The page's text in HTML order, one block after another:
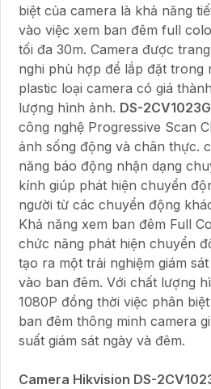
biệt của camera là khả năng
vào việc xem ban đêm full
tối đa 30m. Camera được
nghi phù hợp để lắp đặt trong
plastic loại camera có giá
lượng hình ảnh. DS-
công nghệ Progressive Scan
ảnh sống động và chân thực.
năng báo động nhận dạng
kính giúp phát hiện chuyển
người từ các chuyển động
Khả năng xem ban đêm Full
chức năng phát hiện chuyển
tạo ra một trải nghiệm giám
vào ban đêm. Với chất lượng
1080P đồng thời việc phân
ban đêm thông minh camera
suất giám sát ngày và đêm.
Camera Hikvision DS-